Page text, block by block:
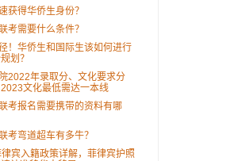
获得华侨生身份？
考需要什么条件？
！华侨生和国际生该如何进行
划？
2022年录取分、文化要求分
文化最低需达一本线
考报名需要携带的资料有哪
考弯道超车有多牛？
宾入籍政策详解，菲律宾护照